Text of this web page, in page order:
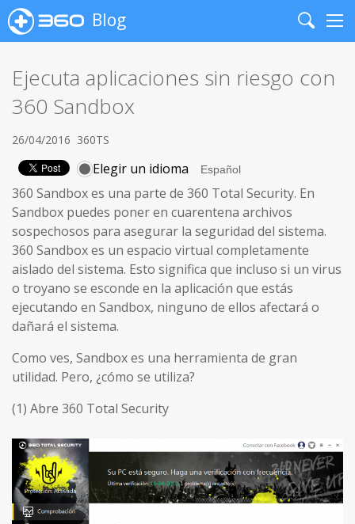
Blog
Search
Ejecuta aplicaciones sin riesgo con
360 Sandbox
26/04/2016 360TS
Elegir un idioma
360 Sandbox es una parte de 360 Total Security. En
Sandbox puedes poner en cuarentena archivos
sospechosos para asegurar la seguridad del sistema.
360 Sandbox es un espacio virtual completamente
aislado del sistema. Esto significa que incluso si un virus
o troyano se esconde en la aplicación que estás
ejecutando en Sandbox, ninguno de ellos afectará o
dañará el sistema.
Como ves, Sandbox es una herramienta de gran
utilidad. Pero, ¿cómo se utiliza?
(1) Abre 360 Total Security